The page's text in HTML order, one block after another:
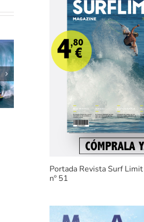
HORARIOS RIP
CURL
GROMSEARCH
2022 «SOMO»
Portada Revista Surf
nº 51